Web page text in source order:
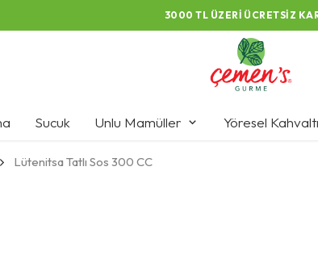
3000 TL ÜZERI ÜCRETSIZ
Sucuk Unlu Mamüller Yöresel
Lütenitsa Tatlı Sos 300 CC